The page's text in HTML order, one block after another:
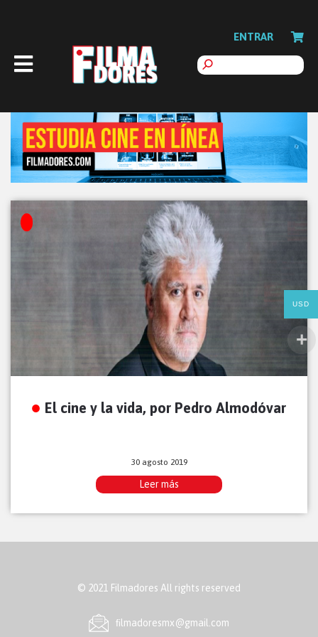
ENTRAR
El cine y la vida, por Pedro Almodóvar
30 agosto 2019
Leer más
© 2021 Filmadores All rights reserved
ﬁlmadoresmx@gmail.com
USD